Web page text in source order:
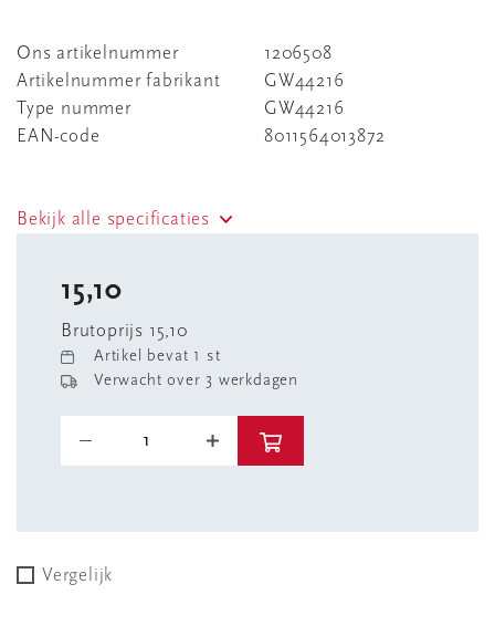
Ons artikelnummer
1206508
Artikelnummer fabrikant
GW44216
Type nummer
GW44216
EAN-code
8011564013872
Bekijk alle specificaties
15,10
Brutoprijs 15,10
Artikel bevat 1 st
Verwacht over 3 werkdagen
Vergelijk